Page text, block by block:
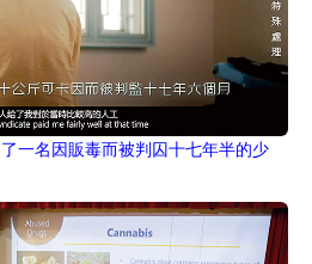
一名因販毒而被判囚十七年半的少